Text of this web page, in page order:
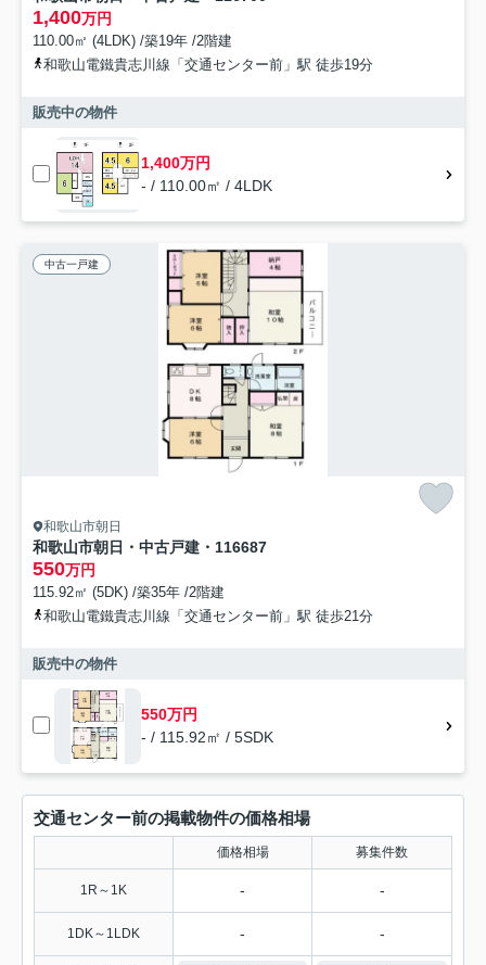
1,400万円
110.00㎡ (4LDK) /築19年 /2階建
和歌山電鐵貴志川線「交通センター前」駅 徒歩19分
販売中の物件
1,400万円
- / 110.00㎡ / 4LDK
中古一戸建
和歌山市朝日
和歌山市朝日・中古戸建・116687
550万円
115.92㎡ (5DK) /築35年 /2階建
和歌山電鐵貴志川線「交通センター前」駅 徒歩21分
販売中の物件
550万円
- / 115.92㎡ / 5SDK
交通センター前の掲載物件の価格相場
価格相場 募集件数
1R～1K - -
1DK～1LDK - -